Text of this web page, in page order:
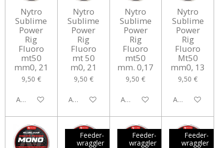
Nytro
Sublime
Power
Rig
Fluoro
mt50
mm0, 21
9,50 €
Aggiungi al carrello
Nytro
Sublime
Power
Rig
Fluoro
mt 50
m0, 21
9,50 €
Aggiungi al carrello
Nytro
Sublime
Power
Rig
Fluoro
mt50
mm. 0,17
9,50 €
Aggiungi al carrello
Nytro
Sublime
Power
Rig
Fluoro
Mt50
mm0, 13
9,50 €
Aggiungi al
Feeder-
wraggler
Feeder-
wraggler
Feeder-
wraggler